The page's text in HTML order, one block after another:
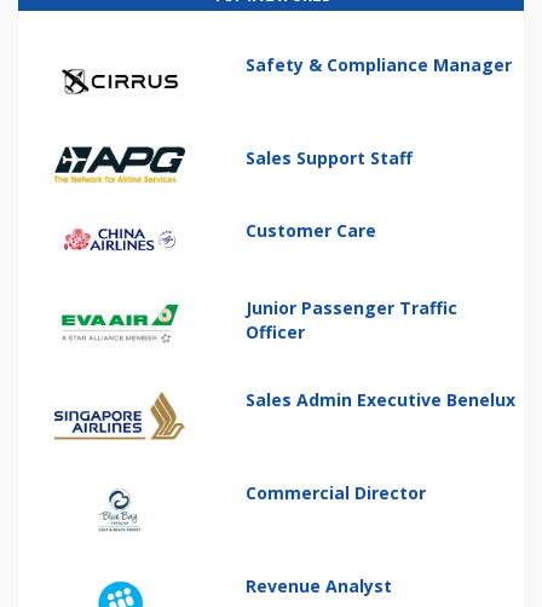
Safety & Compliance Manager
Sales Support Staff
Customer Care
Junior Passenger Traffic
Officer
Sales Admin Executive Benelux
Commercial Director
Revenue Analyst